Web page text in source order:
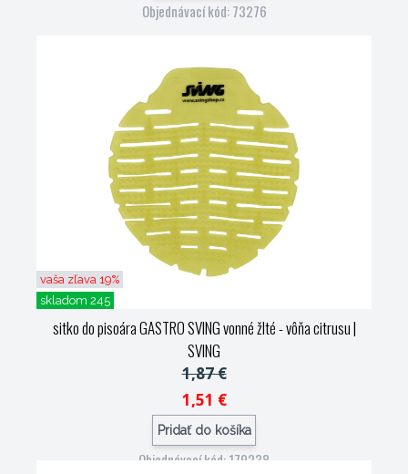
Objednávací kód: 73276
vaša zľava 19%
skladom 245
sitko do pisoára GASTRO SVING vonné žlté - vôňa citrusu|
SVING
1,87 €
1,51 €
Pridať do košíka
Objednávací kód: 179238